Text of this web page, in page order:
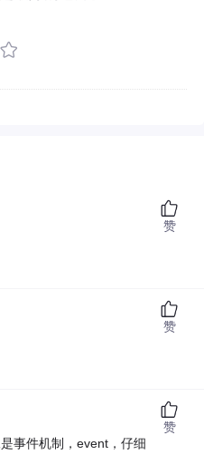
赞
赞
事件机制，event，仔细
赞